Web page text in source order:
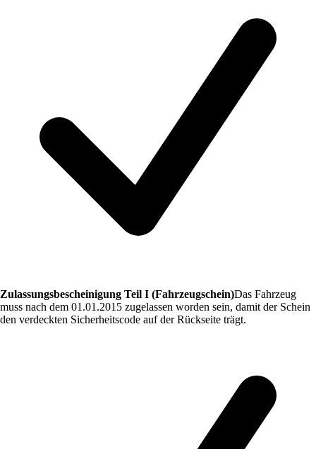
Zulassungsbescheinigung Teil I (Fahrzeugschein)Das Fahrzeug
muss nach dem 01.01.2015 zugelassen worden sein, damit der Schein
den verdeckten Sicherheitscode auf der Rückseite trägt.